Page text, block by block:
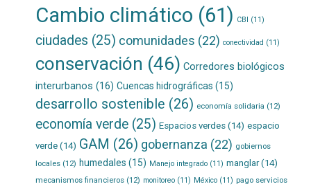
Cambio climático (61) CBI (11)
ciudades (25) comunidades (22) conectividad (11)
conservación (46) Corredores biológicos
interurbanos (16) Cuencas hidrográficas (15)
desarrollo sostenible (26) economía solidaria (12)
economía verde(25) Espacios verdes(14) espacio
verde(14) GAM (26) gobernanza (22) gobiernos
locales(12) humedales (15) Manejo integrado(11) manglar(14)
mecanismos financieros(12) monitoreo(11) México(11) pago servicios